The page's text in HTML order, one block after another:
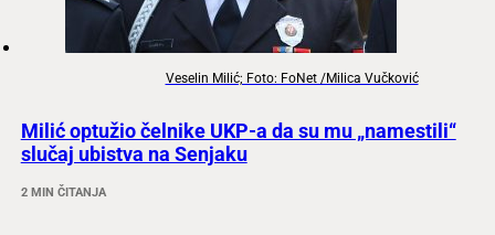
Veselin Milić; Foto: FoNet /Milica Vučković
Milić optužio čelnike UKP-a da su mu „namestili“
slučaj ubistva na Senjaku
2 MIN ČITANJA